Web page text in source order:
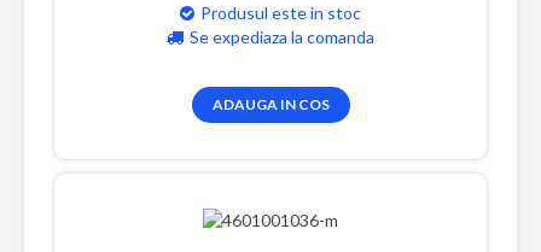
Produsul este in stoc
Se expediaza la comanda
ADAUGA IN COS